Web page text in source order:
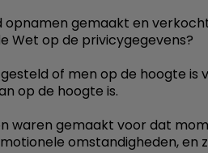
opnamen gemaakt en
Wet op de privicygegevens?
of men op de hoogte is
op de hoogte is.
waren gemaakt voor dat
omstandigheden, en